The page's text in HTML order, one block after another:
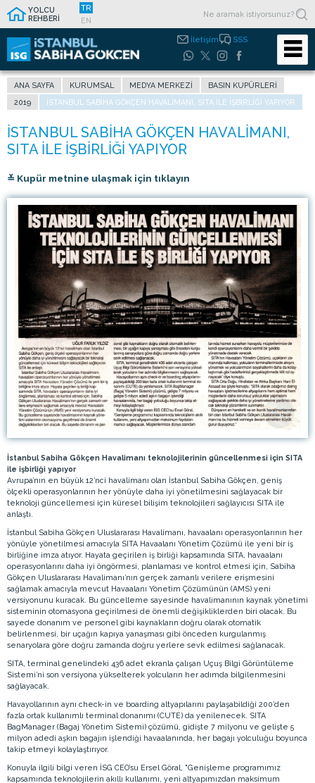
YOLCU
REHBERİ
TR
EN
İletişim SSS
ANA SAYFA KURUMSAL MEDYA MERKEZI
BASIN KUPÜRLERI
2019
İSTANBUL SABIHA GÖKÇEN HAVALIMANI, SITA ILE IŞBIRLIĞI YAPIYOR
≚ Kupür metnine ulaşmak için tıklayın
İstanbul Sabiha Gökçen Havalimanı teknolojilerinin güncellenmesi için SITA
ile işbirliği yapıyor
Avrupa’nın en büyük 12’nci havalimanı olan İstanbul Sabiha Gökçen, geniş
ölçekli operasyonlarının her yönüyle daha iyi yönetilmesini sağlayacak bir
teknoloji güncellemesi için küresel bilişim teknolojileri sağlayıcısı SITA ile
anlaştı.
İstanbul Sabiha Gökçen Uluslararası Havalimanı, havaalanı operasyonlarının her
yönüyle yönetilmesi amacıyla SITA Havaalanı Yönetim Çözümü ile yeni bir iş
birliğine imza atıyor. Hayata geçirilen iş birliği kapsamında SITA, havaalanı
operasyonlarını daha iyi öngörmesi, planlaması ve kontrol etmesi için, Sabiha
Gökçen Uluslararası Havalimanı’nın gerçek zamanlı verilere erişmesini
sağlamak amacıyla mevcut Havaalanı Yönetim Çözümünün (AMS) yeni
versiyonunu kuracak. Bu güncelleme sayesinde havalimanının kaynak yönetimi
sisteminin otomasyona geçirilmesi de önemli değişikliklerden biri olacak. Bu
sayede donanım ve personel gibi kaynakların doğru olarak otomatik
belirlenmesi, bir uçağın kapıya yanaşması gibi önceden kurgulanmış
senaryolara göre doğru zamanda doğru yerlere sevk edilmesi sağlanacak.
SITA, terminal genelindeki 436 adet ekranla çalışan Uçuş Bilgi Görüntüleme
Sistemi’ni son versiyona yükselterek yolcuların her adımda bilgilenmesini
sağlayacak.
Havayollarının aynı check-in ve boarding altyapılarını paylaşabildiği 200’den
fazla ortak kullanımlı terminal donanımı (CUTE) da yenilenecek. SITA
BagManager (Bagaj Yönetim Sistemi) çözümü, gidişte 7 milyonu ve gelişte 5
milyon adedi aşkın bagajın işlendiği havaalanında, her bagajı yolculuğu boyunca
takip etmeyi kolaylaştırıyor.
Konuyla ilgili bilgi veren İSG CEO’su Ersel Göral, "Genişleme programımız
kapsamında teknolojilerin akıllı kullanımı, yeni altyapımızdan maksimum